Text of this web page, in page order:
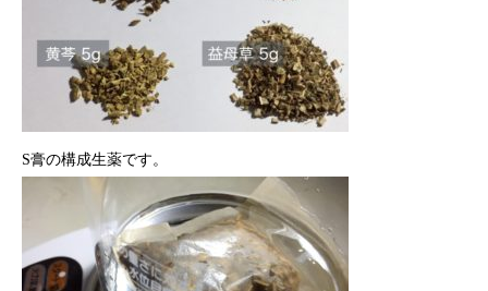
S膏の構成生薬です。